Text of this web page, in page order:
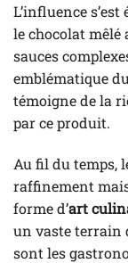
L’influence
le chocolat mêlé
sauces
emblématique
témoigne de la
par ce produit.
Au fil du temps,
raffinement
forme d’art
un vaste terrain
sont les